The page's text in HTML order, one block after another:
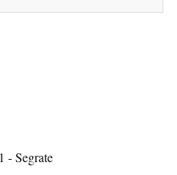
- Segrate